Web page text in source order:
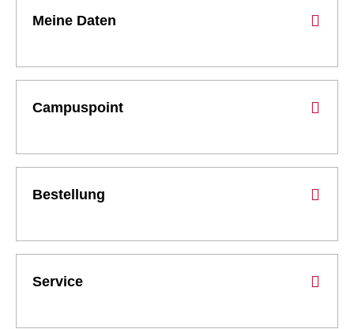
Meine Daten
Campuspoint
Bestellung
Service